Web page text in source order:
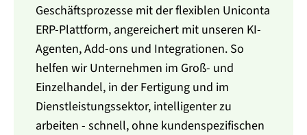
Geschäftsprozesse mit der flexiblen Uniconta
ERP-Plattform, angereichert mit unseren KI-
Agenten, Add-ons und Integrationen. So
helfen wir Unternehmen im Groß- und
Einzelhandel, in der Fertigung und im
Dienstleistungssektor, intelligenter zu
arbeiten - schnell, ohne kundenspezifischen